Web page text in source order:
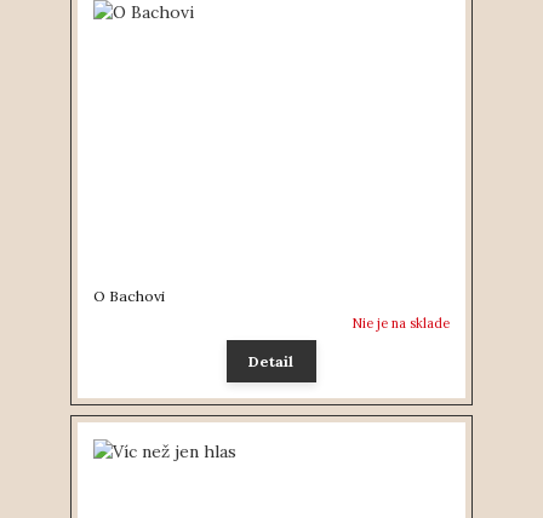
O Bachovi
Nie je na sklade
Detail